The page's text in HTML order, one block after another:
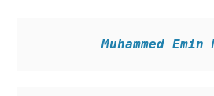
Muhammed Emin